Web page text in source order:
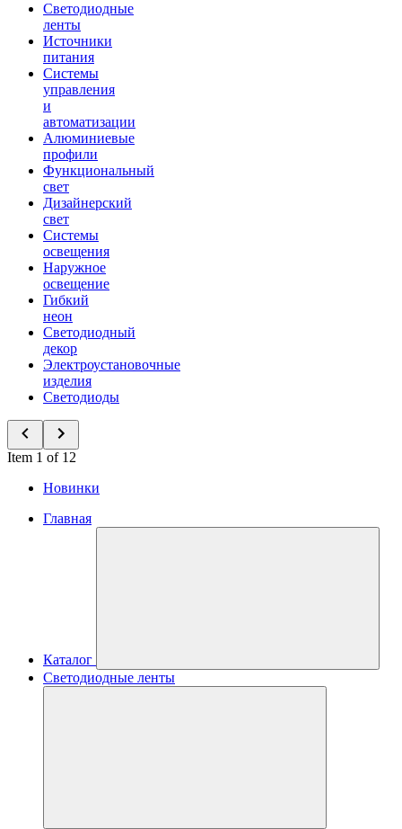
Светодиодные
ленты
Источники
питания
Системы
управления
и
автоматизации
Алюминиевые
профили
Функциональный
свет
Дизайнерский
свет
Системы
освещения
Наружное
освещение
Гибкий
неон
Светодиодный
декор
Электроустановочные
изделия
Светодиоды
Item 1 of 12
Новинки
Главная
Каталог
Светодиодные ленты